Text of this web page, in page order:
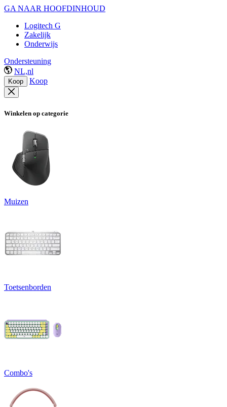
GA NAAR HOOFDINHOUD
Logitech G
Zakelijk
Onderwijs
Ondersteuning
NL,nl
Koop Koop
Winkelen op categorie
Muizen
Toetsenborden
Combo's